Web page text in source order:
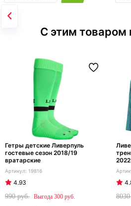
С этим товаром
Гетры детские Ливерпуль
гостевые сезон 2018/19
вратарские
19816
4.93
990
300